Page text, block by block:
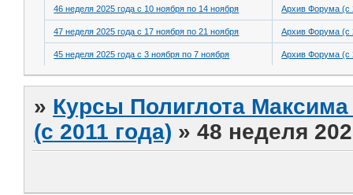
46 неделя 2025 года с 10 ноября по 14 ноября Архив Форума (с
47 неделя 2025 года с 17 ноября по 21 ноября Архив Форума (с
45 неделя 2025 года с 3 ноября по 7 ноября Архив Форума (с
» Курсы Полиглота
(с 2011 года) »48 неделя